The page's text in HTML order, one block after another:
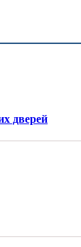
дверей